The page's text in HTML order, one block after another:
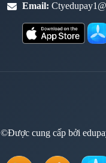
Email:
©Được cung cấp bởi